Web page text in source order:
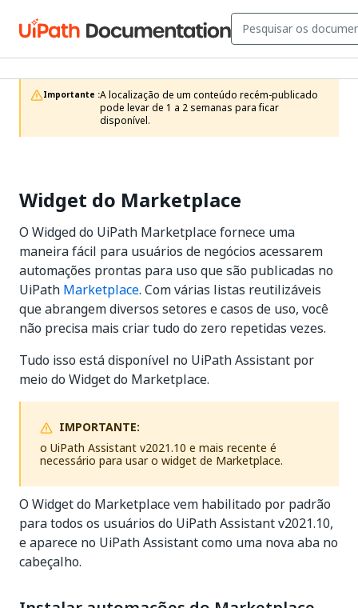
Importante :A localização de um conteúdo recém-publicado
pode levar de 1 a 2 semanas para ficar
disponível.
Widget do Marketplace
O Widged do UiPath Marketplace fornece uma
maneira fácil para usuários de negócios acessarem
automações prontas para uso que são publicadas no
UiPath Marketplace. Com várias listas reutilizáveis
que abrangem diversos setores e casos de uso, você
não precisa mais criar tudo do zero repetidas vezes.
Tudo isso está disponível no UiPath Assistant por
meio do Widget do Marketplace.
IMPORTANTE:
o UiPath Assistant v2021.10 e mais recente é
necessário para usar o widget de Marketplace.
O Widget do Marketplace vem habilitado por padrão
para todos os usuários do UiPath Assistant v2021.10,
e aparece no UiPath Assistant como uma nova aba no
cabeçalho.